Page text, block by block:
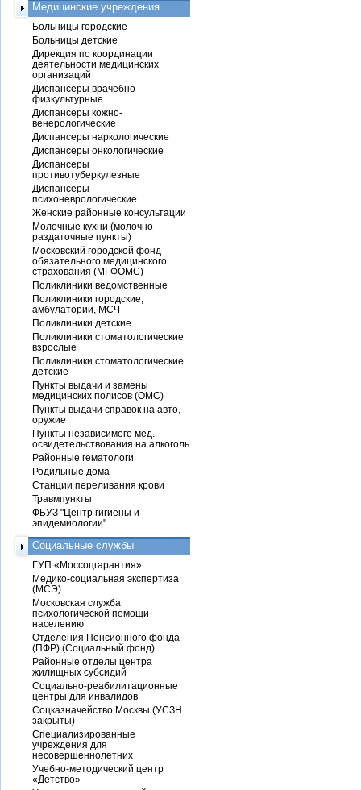
Медицинские учреждения
Больницы городские
Больницы детские
Дирекция по координации
деятельности медицинских
организаций
Диспансеры врачебно-
физкультурные
Диспансеры кожно-
венерологические
Диспансеры наркологические
Диспансеры онкологические
Диспансеры
противотуберкулезные
Диспансеры
психоневрологические
Женские районные консультации
Молочные кухни (молочно-
раздаточные пункты)
Московский городской фонд
обязательного медицинского
страхования (МГФОМС)
Поликлиники ведомственные
Поликлиники городские,
амбулатории, МСЧ
Поликлиники детские
Поликлиники стоматологические
взрослые
Поликлиники стоматологические
детские
Пункты выдачи и замены
медицинских полисов (ОМС)
Пункты выдачи справок на авто,
оружие
Пункты независимого мед.
освидетельствования на алкоголь
Районные гематологи
Родильные дома
Станции переливания крови
Травмпункты
ФБУЗ "Центр гигиены и
эпидемиологии"
Социальные службы
ГУП «Моссоцгарантия»
Медико-социальная экспертиза
(МСЭ)
Московская служба
психологической помощи
населению
Отделения Пенсионного фонда
(ПФР) (Социальный фонд)
Районные отделы центра
жилищных субсидий
Социально-реабилитационные
центры для инвалидов
Соцказначейство Москвы (УСЗН
закрыты)
Специализированные
учреждения для
несовершеннолетних
Учебно-методический центр
«Детство»